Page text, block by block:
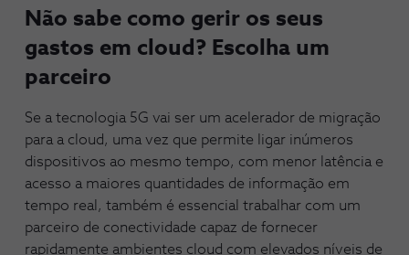
Não sabe como gerir os seus
gastos em cloud? Escolha um
parceiro
Se a tecnologia 5G vai ser um acelerador de migração
para a cloud, uma vez que permite ligar inúmeros
dispositivos ao mesmo tempo, com menor latência e
acesso a maiores quantidades de informação em
tempo real, também é essencial trabalhar com um
parceiro de conectividade capaz de fornecer
rapidamente ambientes cloud com elevados níveis de